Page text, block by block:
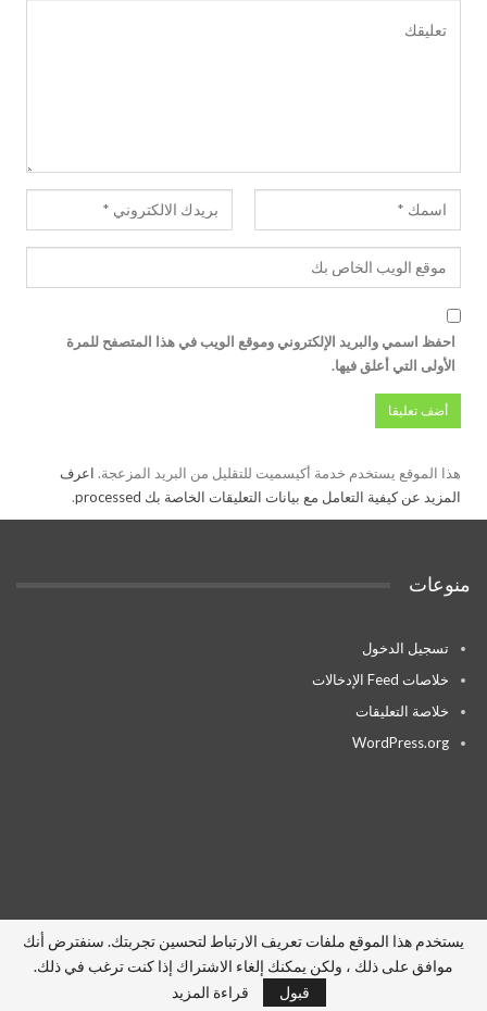
احفظ اسمي والبريد الإلكتروني وموقع الويب في هذا المتصفح للمرة
الأولى التي أعلق فيها.
هذا الموقع يستخدم خدمة أكيسميت للتقليل من البريد المزعجة. اعرف
المزيد عن كيفية التعامل مع بيانات التعليقات الخاصة بك processed
.
منوعات
تسجيل الدخول
خلاصات Feed الإدخالات
خلاصة التعليقات
WordPress.org
© 2026 - أخبار السعودية. All Rights Reserved.
يستخدم هذا الموقع ملفات تعريف الارتباط لتحسين تجربتك. سنفترض أنك
موافق على ذلك ، ولكن يمكنك إلغاء الاشتراك إذا كنت ترغب في ذلك.
قبول
قراءة المزيد